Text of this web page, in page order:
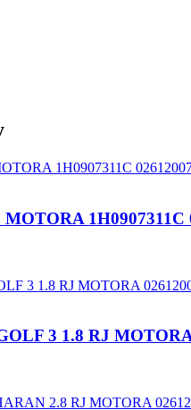
1H0907311C
3 1.8 RJ MOTORA